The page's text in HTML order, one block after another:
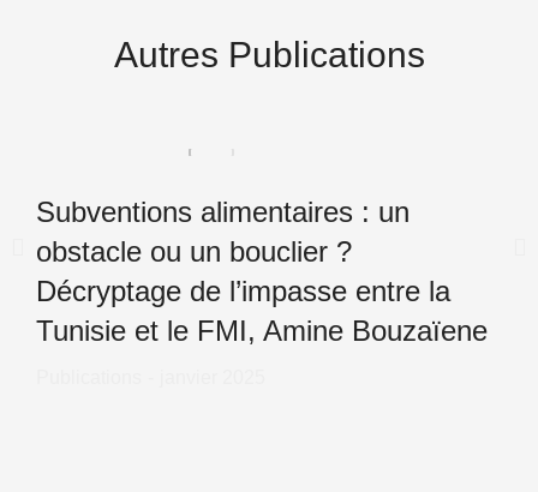
Autres Publications
Subventions alimentaires : un
obstacle ou un bouclier ?
Décryptage de l’impasse entre la
Tunisie et le FMI, Amine Bouzaïene